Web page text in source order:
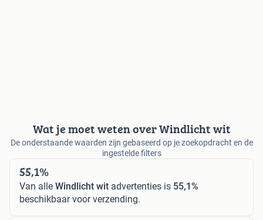
Wat je moet weten over Windlicht wit
De onderstaande waarden zijn gebaseerd op je zoekopdracht en de
ingestelde filters
55,1%
Van alle Windlicht wit advertenties is 55,1%
beschikbaar voor verzending.